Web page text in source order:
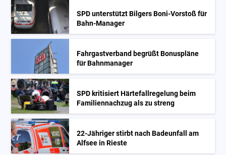
SPD unterstützt Bilgers Boni-Vorstoß für
Bahn-Manager
Fahrgastverband begrüßt Bonuspläne
für Bahnmanager
SPD kritisiert Härtefallregelung beim
Familiennachzug als zu streng
22-Jähriger stirbt nach Badeunfall am
Alfsee in Rieste